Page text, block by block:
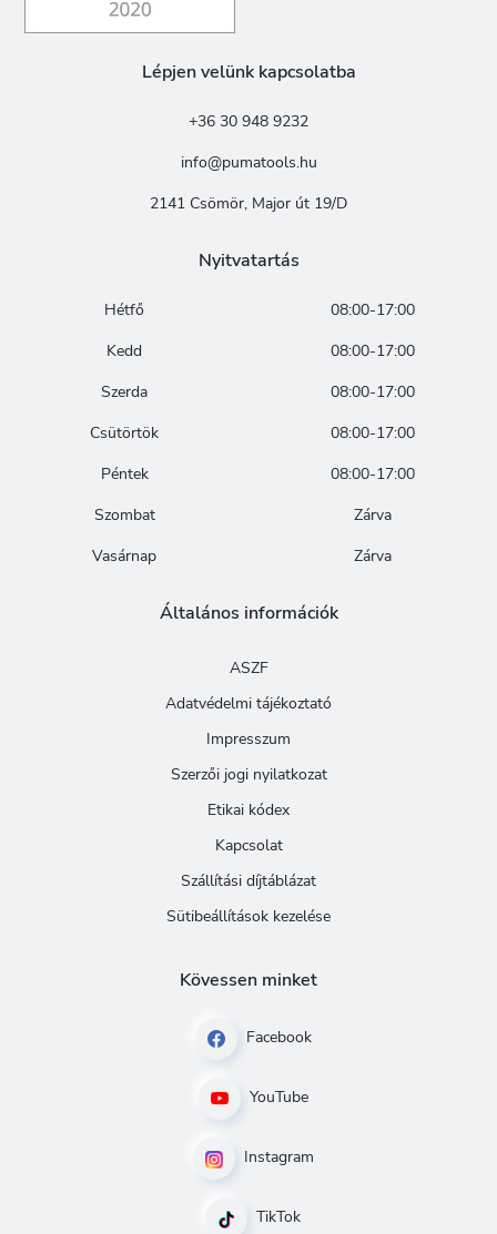
Lépjen velünk kapcsolatba
+36 30 948 9232
info@pumatools.hu
2141 Csömör, Major út 19/D
Nyitvatartás
Hétfő
08:00-17:00
Kedd
08:00-17:00
Szerda
08:00-17:00
Csütörtök
08:00-17:00
Péntek
08:00-17:00
Szombat
Zárva
Vasárnap
Zárva
Általános információk
ASZF
Adatvédelmi tájékoztató
Impresszum
Szerzői jogi nyilatkozat
Etikai kódex
Kapcsolat
Szállítási díjtáblázat
Sütibeállítások kezelése
Kövessen minket
Facebook
YouTube
Instagram
TikTok